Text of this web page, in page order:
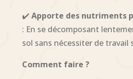
✔️ Apporte des nutriments
: En se décomposant
sol sans nécessiter de travail
Comment faire ?